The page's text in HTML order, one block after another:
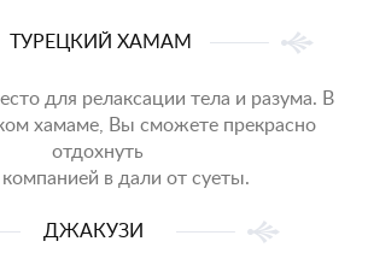
ТУРЕЦКИЙ ХАМАМ
для релаксации тела и разума. В
хамаме, Вы сможете прекрасно
отдохнуть
компанией в дали от суеты.
ДЖАКУЗИ